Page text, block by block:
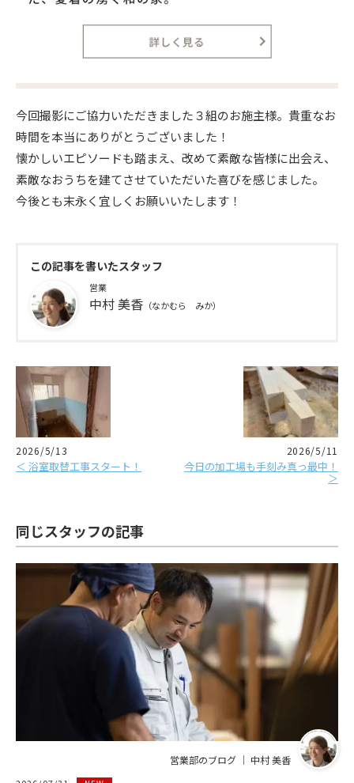
今回撮影にご協力いただきました３組のお施主様。貴重なお
時間を本当にありがとうございました！
懐かしいエピソードも踏まえ、改めて素敵な皆様に出会え、
素敵なおうちを建てさせていただいた喜びを感じました。
今後とも末永く宜しくお願いいたします！
この記事を書いたスタッフ
営業
中村 美香 （なかむら みか）
2026/5/13
＜ 浴室取替工事スタート！
2026/5/11
今日の加工場も手刻み真っ最中！
＞
同じスタッフの記事
営業部のブログ ｜ 中村 美香